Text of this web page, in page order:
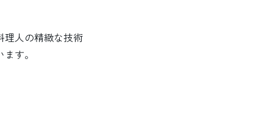
理人の精緻な技術
す。